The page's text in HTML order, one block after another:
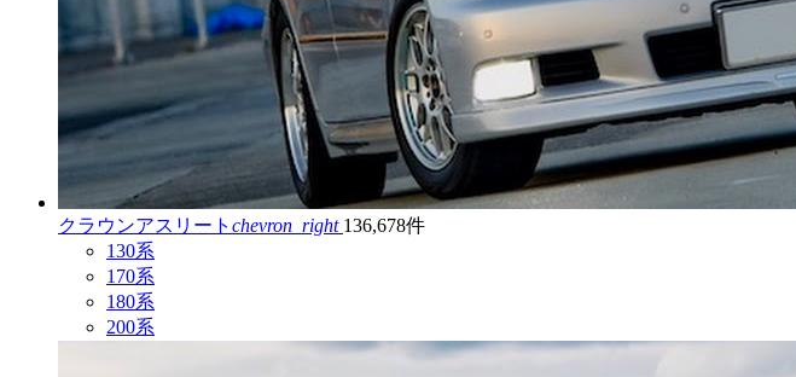
クラウンアスリート chevron_right 136,678件
130系
170系
180系
200系